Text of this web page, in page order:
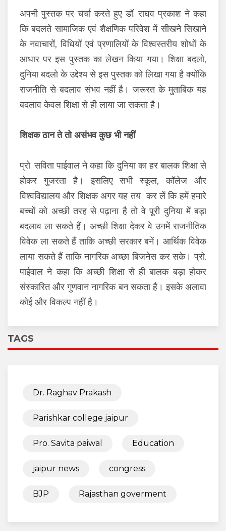
अपनी पुस्तक पर चर्चा करते हुए डॉ. राघव प्रकाश ने कहा
कि बदलते सामाजिक एवं शैक्षणिक परिवेश में सीखने सिखाने
के नवाचारों, विधियों एवं प्रणालियों के विश्वस्तरीय शोधों के
आधार पर इस पुस्तक का लेखन किया गया। शिक्षा बदलो,
दुनिया बदलो के उद्देश्य से इस पुस्तक को लिखा गया है क्योंकि
राजनीति से बदलाव संभव नहीं है। जरूरत के मुताबिक यह
बदलाव केवल शिक्षा से ही लाया जा सकता है।
शिक्षक ठान ते तो असंभव कुछ भी नहीं
प्रो. सविता पाईवाल ने कहा कि दुनिया का हर बालक शिक्षा से
होकर गुजरता है। इसलिए सभी स्कूल, कॉलेज और
विश्वविद्यालय और शिक्षक अगर यह तय कर लें कि हमें हमारे
बच्चों को अच्छी तरह से पढ़ाना है तो वे पूरी दुनिया में बड़ा
बदलाव ला सकते हैं। अच्छी शिक्षा देकर वे उनमें राजनीतिक
विवेक ला सकते हैं ताकि अच्छी सरकार बनें। आर्थिक विवेक
लाया सकते हैं ताकि नागरिक अच्छा बिजनेस कर सके। प्रो.
पाईवाल ने कहा कि अच्छी शिक्षा से ही बालक बड़ा होकर
संस्कारित और गुणवान नागरिक बन सकता है। इसके अलावा
कोई और विकल्प नहीं है।
TAGS
Dr. Raghav Prakash
Parishkar college jaipur
Pro. Savita paiwal Education
jaipur news congress
BJP Rajasthan goverment